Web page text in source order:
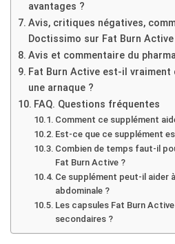
avantages ?
Avis, critiques négatives,
Doctissimo sur Fat Burn Active
Avis et commentaire du
Fat Burn Active est-il vraiment
une arnaque ?
FAQ. Questions fréquentes
Comment ce supplément
Est-ce que ce supplément
Combien de temps faut-il
Fat Burn Active ?
Ce supplément peut-il aider
abdominale ?
Les capsules Fat Burn
secondaires ?